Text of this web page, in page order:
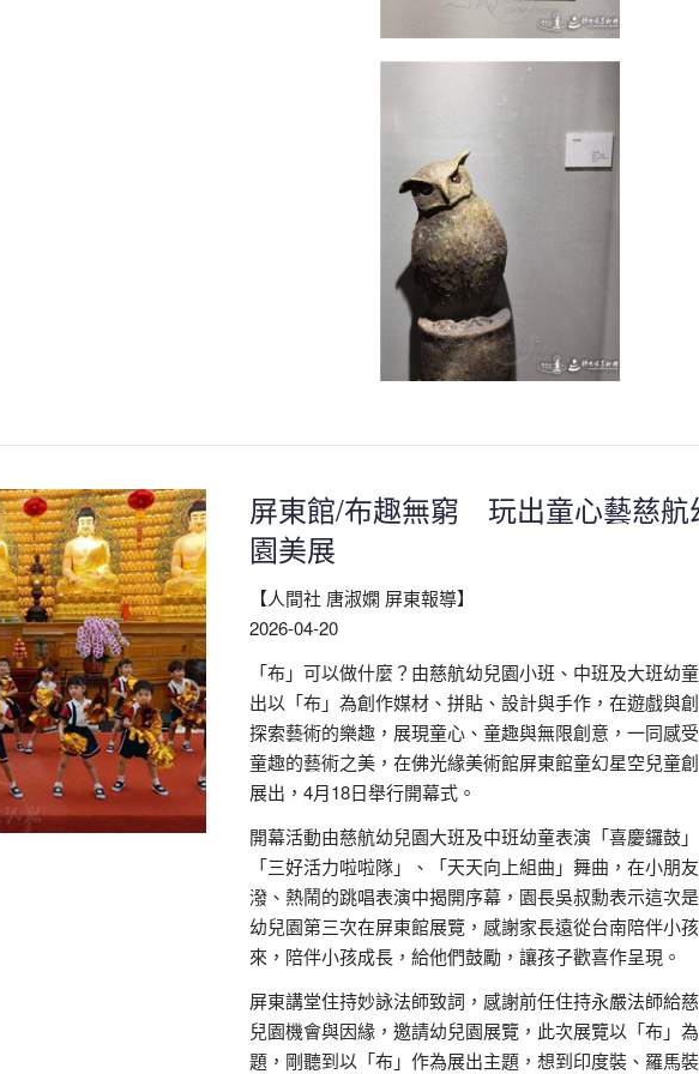
屏東館/布趣無窮 玩出童心藝慈航
園美展
【人間社 唐淑嫻 屏東報導】
2026-04-20
「布」可以做什麼？由慈航幼兒園小班、中班及大班幼
出以「布」為創作媒材、拼貼、設計與手作，在遊戲與
探索藝術的樂趣，展現童心、童趣與無限創意，一同感
童趣的藝術之美，在佛光緣美術館屏東館童幻星空兒童
展出，4月18日舉行開幕式。
開幕活動由慈航幼兒園大班及中班幼童表演「喜慶鑼鼓
「三好活力啦啦隊」、「天天向上組曲」舞曲，在小朋
潑、熱鬧的跳唱表演中揭開序幕，園長吳叔勳表示這次
幼兒園第三次在屏東館展覽，感謝家長遠從台南陪伴小
來，陪伴小孩成長，給他們鼓勵，讓孩子歡喜作呈現。
屏東講堂住持妙詠法師致詞，感謝前任住持永嚴法師給
兒園機會與因緣，邀請幼兒園展覽，此次展覽以「布」
題，剛聽到以「布」作為展出主題，想到印度裝、羅馬